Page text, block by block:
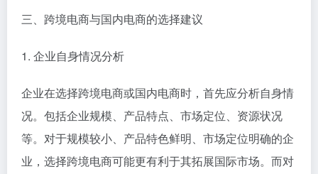
三、跨境电商与国内电商的选择建议
1. 企业自身情况分析
企业在选择跨境电商或国内电商时，首先应分析自身情
况。包括企业规模、产品特点、市场定位、资源状况
等。对于规模较小、产品特色鲜明、市场定位明确的企
业，选择跨境电商可能更有利于其拓展国际市场。而对